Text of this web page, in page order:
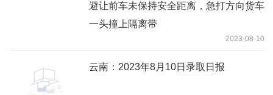
避让前车未保持安全距离，急打方向货车
一头撞上隔离带
2023-08-10
云南：2023年8月10日录取日报